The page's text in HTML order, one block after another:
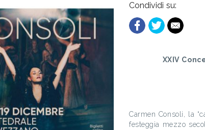
Condividi su:
XXIV
Carmen Consoli, la
festeggia mezzo